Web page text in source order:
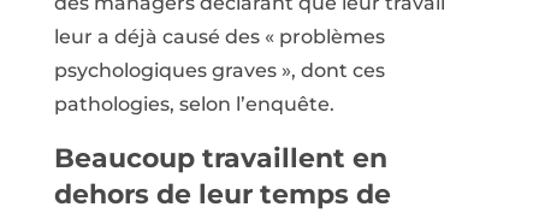
leur a déjà causé des « problèmes
psychologiques graves », dont ces
pathologies, selon l’enquête.
Beaucoup travaillent en
dehors de leur temps de